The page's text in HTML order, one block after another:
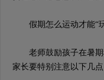
假期怎么运动才能“玩
老师鼓励孩子在暑期
家长要特别注意以下几点